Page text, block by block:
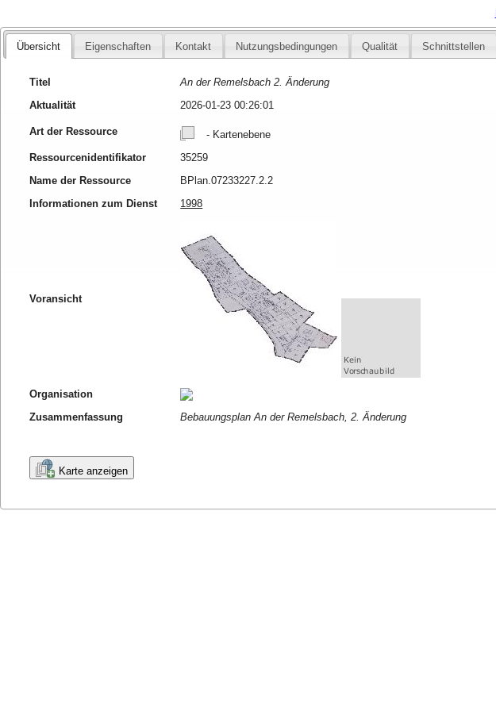
Übersicht Eigenschaften Kontakt Nutzungsbedingungen Qualität Schnittstellen
Titel
An der Remelsbach 2. Änderung
Aktualität
2026-01-23 00:26:01
Art der Ressource
- Kartenebene
Ressourcenidentifikator
35259
Name der Ressource
BPlan.07233227.2.2
Informationen zum Dienst
1998
Voransicht
Organisation
Zusammenfassung
Bebauungsplan An der Remelsbach, 2. Änderung
Karte anzeigen